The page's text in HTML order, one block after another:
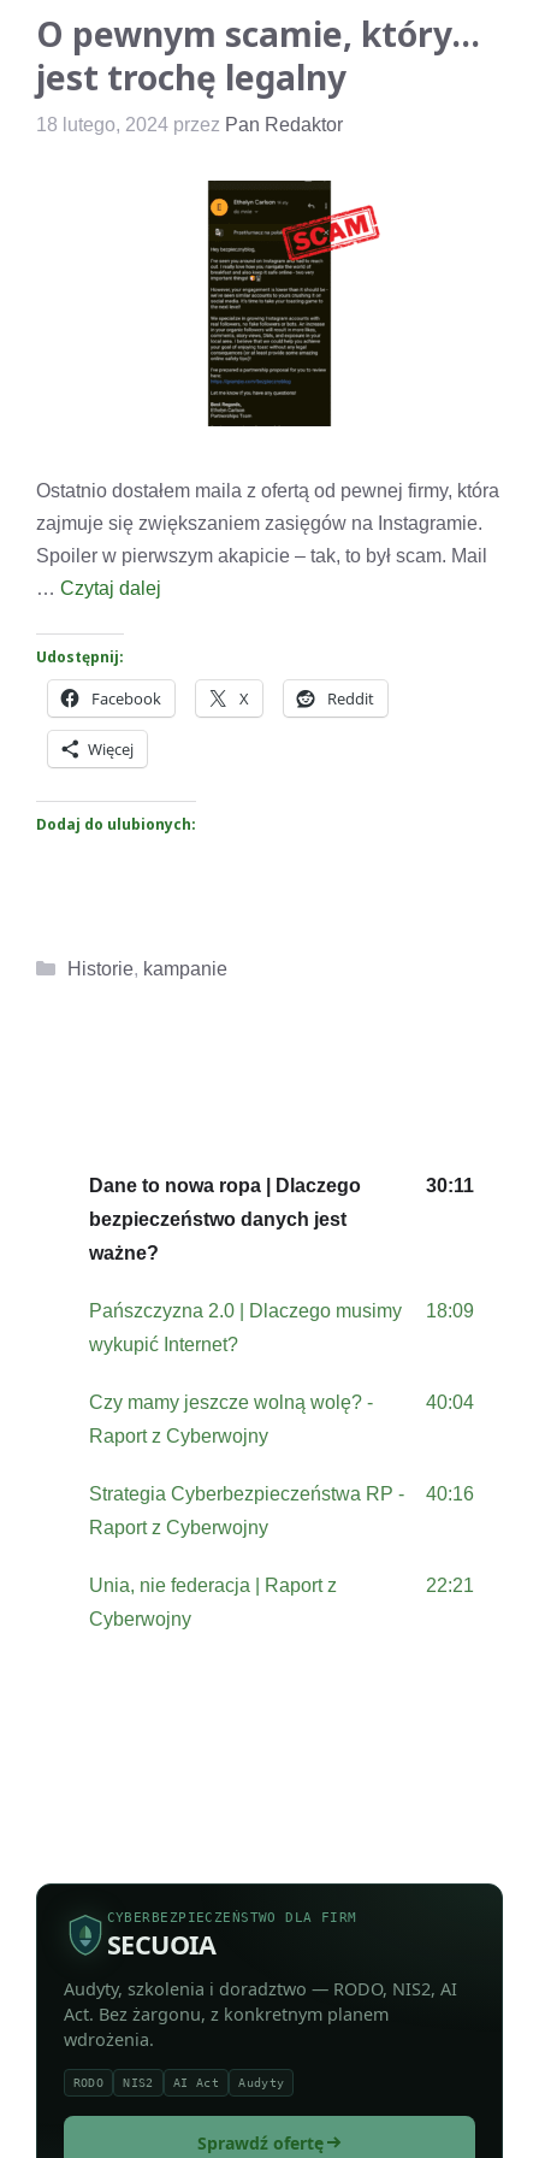
O pewnym scamie, który…
jest trochę legalny
18 lutego, 2024 przez Pan Redaktor
Ostatnio dostałem maila z ofertą od pewnej firmy, która
zajmuje się zwiększaniem zasięgów na Instagramie.
Spoiler w pierwszym akapicie – tak, to był scam. Mail
… Czytaj dalej
Udostępnij:
Facebook X Reddit
Więcej
Dodaj do ulubionych:
Kategorie
Historie, kampanie
Dane to nowa ropa | Dlaczego
bezpieczeństwo danych jest
ważne?
30:11
Pańszczyzna 2.0 | Dlaczego musimy
wykupić Internet?
18:09
Czy mamy jeszcze wolną wolę? -
Raport z Cyberwojny
40:04
Strategia Cyberbezpieczeństwa RP -
Raport z Cyberwojny
40:16
Unia, nie federacja | Raport z
Cyberwojny
22:21
CYBERBEZPIECZEŃSTWO DLA FIRM
SECUOIA
Audyty, szkolenia i doradztwo — RODO, NIS2, AI
Act. Bez żargonu, z konkretnym planem
wdrożenia.
RODO NIS2 AI Act Audyty
Sprawdź ofertę